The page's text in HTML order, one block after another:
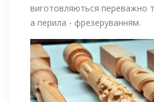
виготовляються переважно
а перила - фрезеруванням.